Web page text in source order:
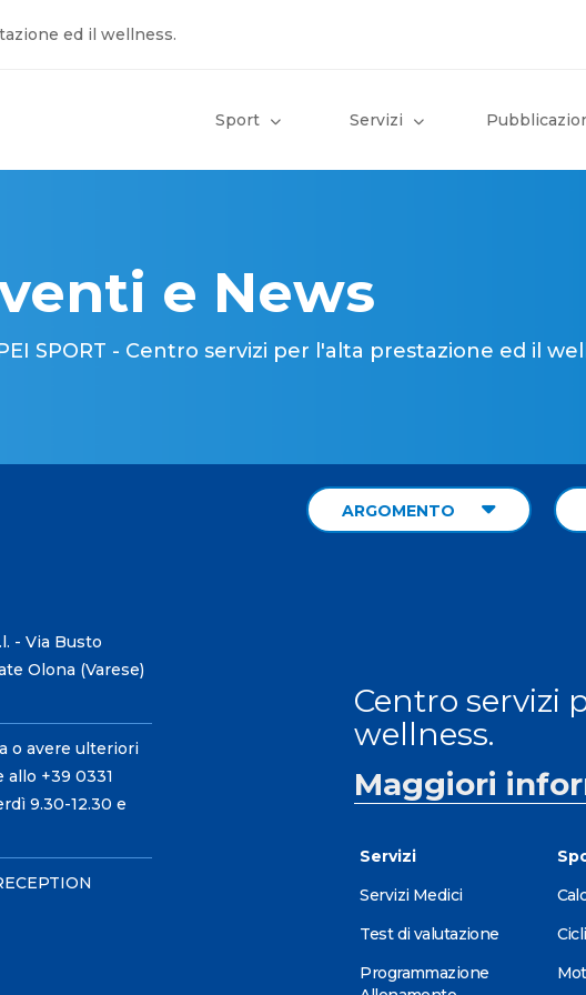
ed il wellness.
Sport Servizi
e News
SPORT - Centro servizi per l'alta prestazione ed il
ARGOMENTO
- Via Busto
Olona (Varese)
o avere ulteriori
+39 0331
9.30-12.30 e
Centro servizi
wellness.
Maggiori
Servizi
Servizi Medici
Test di valutazione
Programmazione